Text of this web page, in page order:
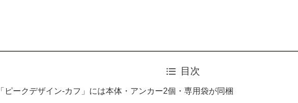
目次
「ピークデザイン-カフ」には本体・アンカー2個・専用袋が同梱